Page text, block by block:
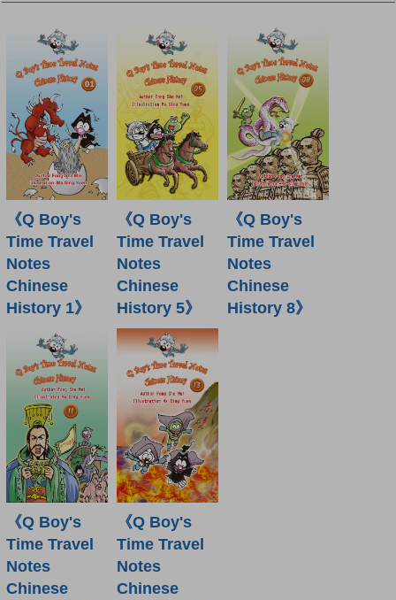
《Q Boy's
Time Travel
Notes
Chinese
History 1》
《Q Boy's
Time Travel
Notes
Chinese
History 5》
《Q Boy's
Time Travel
Notes
Chinese
History 8》
《Q Boy's
Time Travel
Notes
Chinese
《Q Boy's
Time Travel
Notes
Chinese